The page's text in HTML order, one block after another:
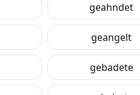
geahndet
geangelt
gebadete